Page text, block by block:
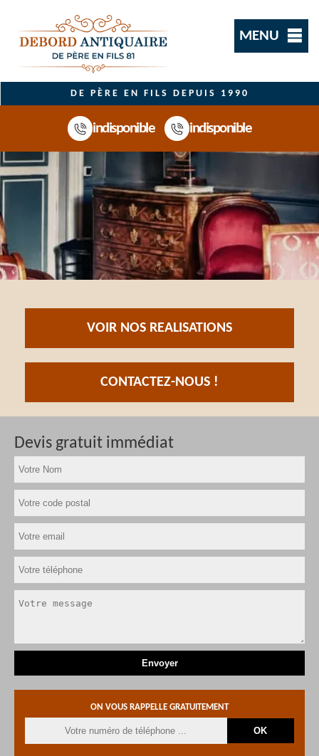
MENU
DE PÈRE EN FILS DEPUIS 1990
indisponible indisponible
VOIR NOS REALISATIONS
CONTACTEZ-NOUS !
Devis gratuit immédiat
ON VOUS RAPPELLE GRATUITEMENT